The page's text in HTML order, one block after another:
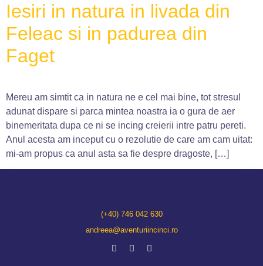
Iesiri in natura in livada din
Feleac si in padurea din
Faget
Mereu am simtit ca in natura ne e cel mai bine, tot stresul
adunat dispare si parca mintea noastra ia o gura de aer
binemeritata dupa ce ni se incing creierii intre patru pereti.
Anul acesta am inceput cu o rezolutie de care am cam uitat:
mi-am propus ca anul asta sa fie despre dragoste, […]
(+40) 746 042 630
andreea@aventuriincinci.ro